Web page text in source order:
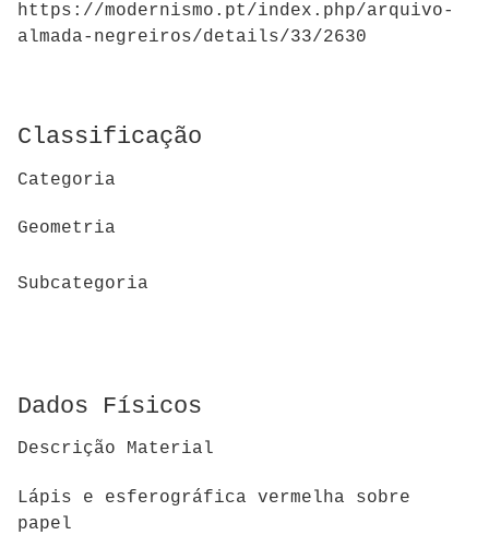
https://modernismo.pt/index.php/arquivo-
almada-negreiros/details/33/2630
Classificação
Categoria
Geometria
Subcategoria
Dados Físicos
Descrição Material
Lápis e esferográfica vermelha sobre
papel